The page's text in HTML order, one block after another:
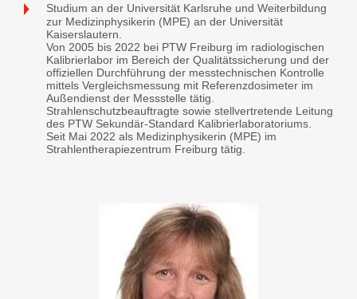
Studium an der Universität Karlsruhe und Weiterbildung
zur Medizinphysikerin (MPE) an der Universität
Kaiserslautern.
Von 2005 bis 2022 bei PTW Freiburg im radiologischen
Kalibrierlabor im Bereich der Qualitätssicherung und der
offiziellen Durchführung der messtechnischen Kontrolle
mittels Vergleichsmessung mit Referenzdosimeter im
Außendienst der Messstelle tätig.
Strahlenschutzbeauftragte sowie stellvertretende Leitung
des PTW Sekundär-Standard Kalibrierlaboratoriums.
Seit Mai 2022 als Medizinphysikerin (MPE) im
Strahlentherapiezentrum Freiburg tätig.